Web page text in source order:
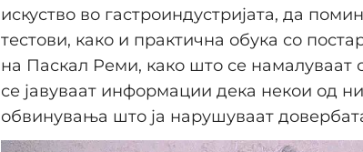
искуство во гастроиндустријата, да
тестови, како и практична обука со
на Паскал Реми, како што се намалуваат
се јавуваат информации дека некои од
обвинувања што ја нарушуваат